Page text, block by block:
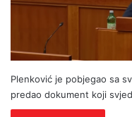
Plenković je pobjegao sa
predao dokument koji